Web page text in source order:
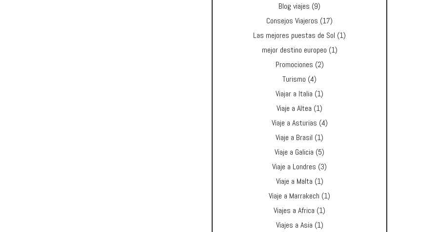
Blog viajes (9)
Consejos Viajeros (17)
Las mejores puestas de Sol (1)
mejor destino europeo (1)
Promociones (2)
Turismo (4)
Viajar a Italia (1)
Viaje a Altea (1)
Viaje a Asturias (4)
Viaje a Brasil (1)
Viaje a Galicia (5)
Viaje a Londres (3)
Viaje a Malta (1)
Viaje a Marrakech (1)
Viajes a Africa (1)
Viajes a Asia (1)